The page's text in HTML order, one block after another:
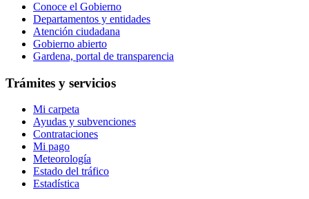
Conoce el Gobierno
Departamentos y entidades
Atención ciudadana
Gobierno abierto
Gardena, portal de transparencia
Trámites y servicios
Mi carpeta
Ayudas y subvenciones
Contrataciones
Mi pago
Meteorología
Estado del tráfico
Estadística